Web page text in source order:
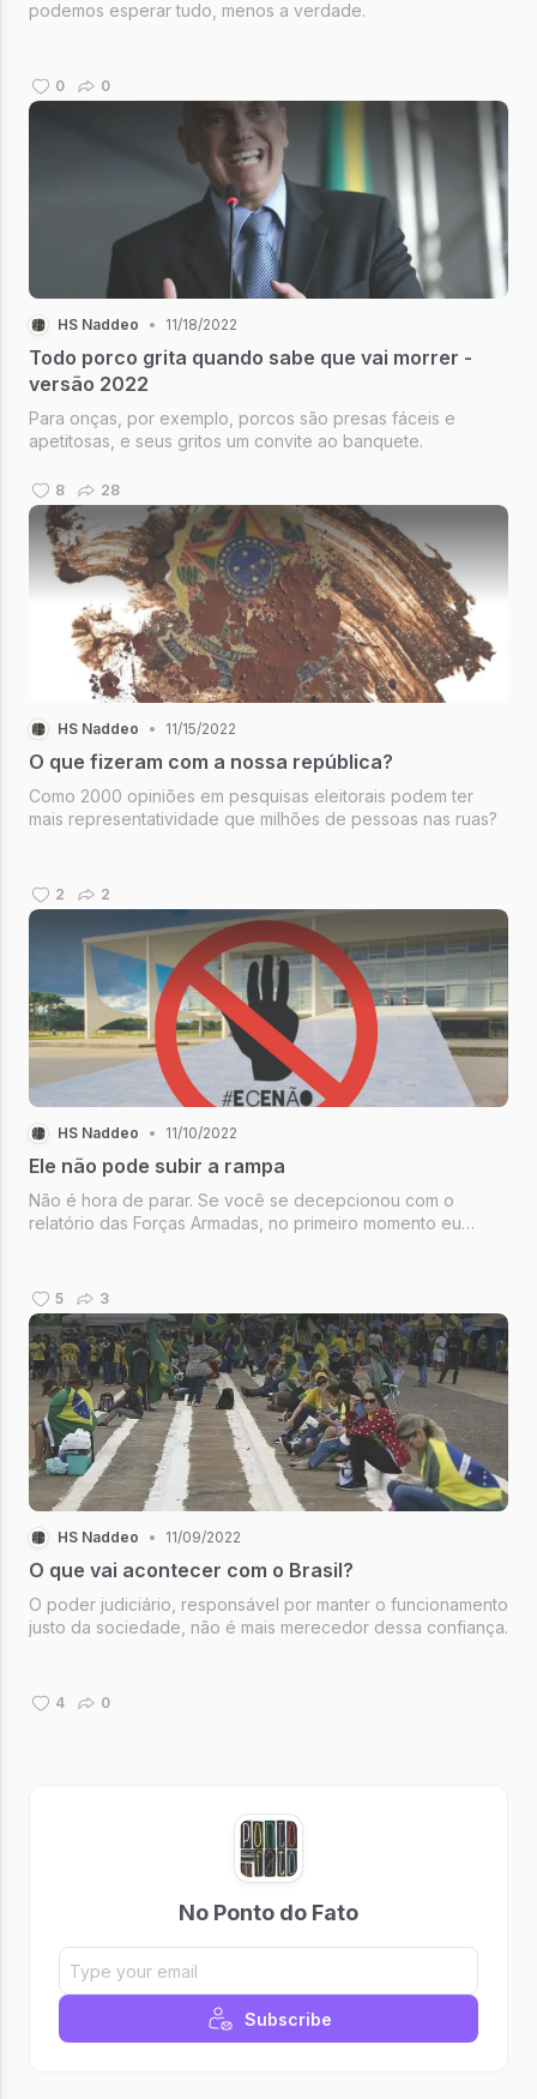
podemos esperar tudo, menos a verdade.
0 0
HS Naddeo • 11/18/2022
Todo porco grita quando sabe que vai morrer -
versão 2022
Para onças, por exemplo, porcos são presas fáceis e
apetitosas, e seus gritos um convite ao banquete.
8 28
HS Naddeo • 11/15/2022
O que fizeram com a nossa república?
Como 2000 opiniões em pesquisas eleitorais podem ter
mais representatividade que milhões de pessoas nas ruas?
2 2
HS Naddeo • 11/10/2022
Ele não pode subir a rampa
Não é hora de parar. Se você se decepcionou com o
relatório das Forças Armadas, no primeiro momento eu
5 3
HS Naddeo • 11/09/2022
O que vai acontecer com o Brasil?
O poder judiciário, responsável por manter o funcionamento
justo da sociedade, não é mais merecedor dessa confiança.
4 0
No Ponto do Fato
Subscribe